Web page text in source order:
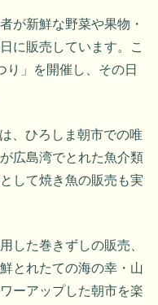
が新鮮な野菜や果物・
に販売しています。こ
り」を開催し、その日
、ひろしま朝市での唯
広島湾でとれた魚介類
して焼き魚の販売も実
した巻きずしの販売、
とれたての海の幸・山
ーアップした朝市を楽